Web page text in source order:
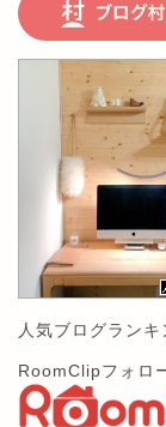
人気ブログランキ
RoomClipフォロ